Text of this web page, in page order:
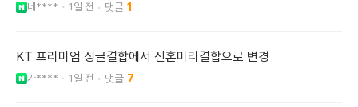
네**** 1일 전 1
KT 프리미엄 싱글결합에서 신혼미리결합으로 변경
가**** 1일 전 7